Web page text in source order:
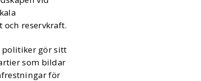
reservkraft.
politiker gör sitt
som bildar
för